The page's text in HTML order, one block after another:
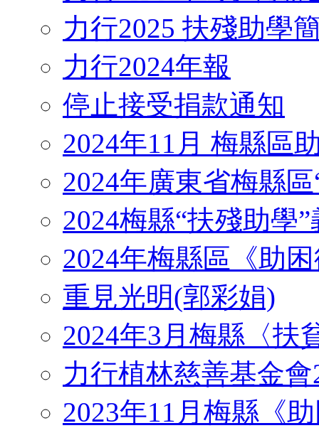
力行2025 扶殘助學
力行2024年報
停止接受捐款通知
2024年11月 梅縣區
2024年廣東省梅縣
2024梅縣“扶殘助學
2024年梅縣區《助
重見光明(郭彩娟)
2024年3月梅縣〈扶
力行植林慈善基金
2023年11月梅縣《